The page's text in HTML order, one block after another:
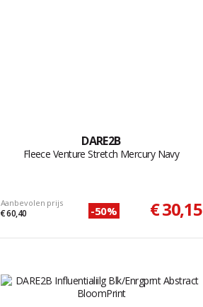
DARE2B
Fleece Venture Stretch Mercury Navy
Aanbevolen prijs
€ 60,40 -50% € 30,15